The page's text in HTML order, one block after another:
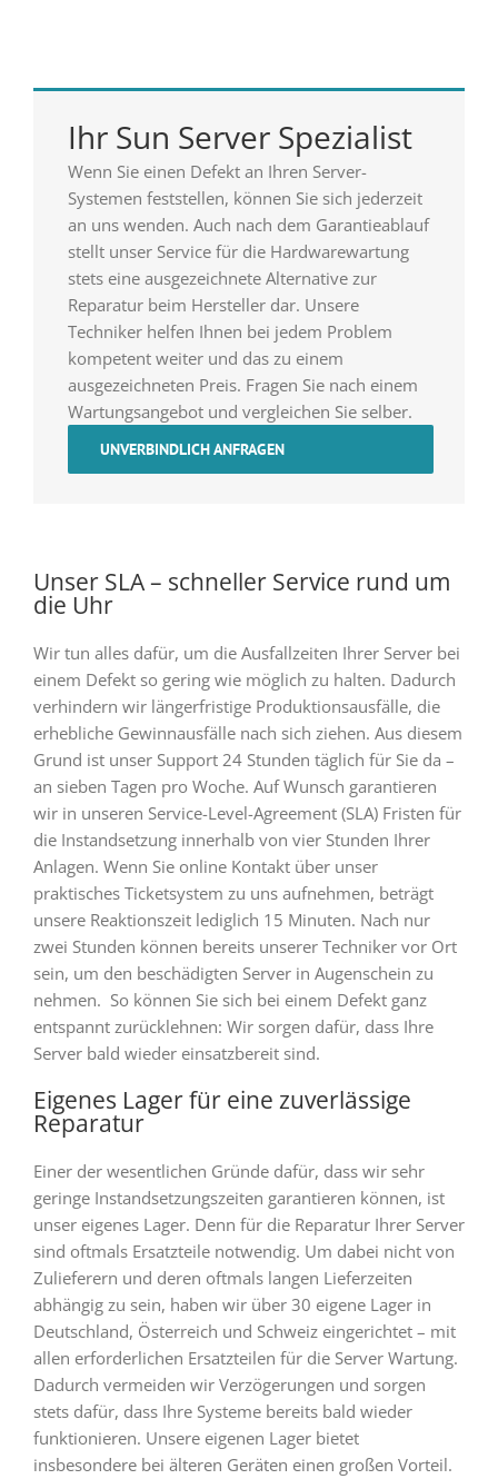
Ihr Sun Server Spezialist
Wenn Sie einen Defekt an Ihren Server-
Systemen feststellen, können Sie sich jederzeit
an uns wenden. Auch nach dem Garantieablauf
stellt unser Service für die Hardwarewartung
stets eine ausgezeichnete Alternative zur
Reparatur beim Hersteller dar. Unsere
Techniker helfen Ihnen bei jedem Problem
kompetent weiter und das zu einem
ausgezeichneten Preis. Fragen Sie nach einem
Wartungsangebot und vergleichen Sie selber.
UNVERBINDLICH ANFRAGEN
Unser SLA – schneller Service rund um
die Uhr
Wir tun alles dafür, um die Ausfallzeiten Ihrer Server bei
einem Defekt so gering wie möglich zu halten. Dadurch
verhindern wir längerfristige Produktionsausfälle, die
erhebliche Gewinnausfälle nach sich ziehen. Aus diesem
Grund ist unser Support 24 Stunden täglich für Sie da –
an sieben Tagen pro Woche. Auf Wunsch garantieren
wir in unseren Service-Level-Agreement (SLA) Fristen für
die Instandsetzung innerhalb von vier Stunden Ihrer
Anlagen. Wenn Sie online Kontakt über unser
praktisches Ticketsystem zu uns aufnehmen, beträgt
unsere Reaktionszeit lediglich 15 Minuten. Nach nur
zwei Stunden können bereits unserer Techniker vor Ort
sein, um den beschädigten Server in Augenschein zu
nehmen. So können Sie sich bei einem Defekt ganz
entspannt zurücklehnen: Wir sorgen dafür, dass Ihre
Server bald wieder einsatzbereit sind.
Eigenes Lager für eine zuverlässige
Reparatur
Einer der wesentlichen Gründe dafür, dass wir sehr
geringe Instandsetzungszeiten garantieren können, ist
unser eigenes Lager. Denn für die Reparatur Ihrer Server
sind oftmals Ersatzteile notwendig. Um dabei nicht von
Zulieferern und deren oftmals langen Lieferzeiten
abhängig zu sein, haben wir über 30 eigene Lager in
Deutschland, Österreich und Schweiz eingerichtet – mit
allen erforderlichen Ersatzteilen für die Server Wartung.
Dadurch vermeiden wir Verzögerungen und sorgen
stets dafür, dass Ihre Systeme bereits bald wieder
funktionieren. Unsere eigenen Lager bietet
insbesondere bei älteren Geräten einen großen Vorteil.